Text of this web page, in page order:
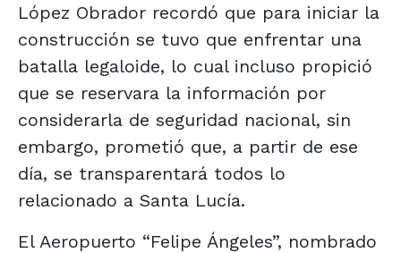
López Obrador recordó que para iniciar la
construcción se tuvo que enfrentar una
batalla legaloide, lo cual incluso propició
que se reservara la información por
considerarla de seguridad nacional, sin
embargo, prometió que, a partir de ese
día, se transparentará todos lo
relacionado a Santa Lucía.
El Aeropuerto “Felipe Ángeles”, nombrado